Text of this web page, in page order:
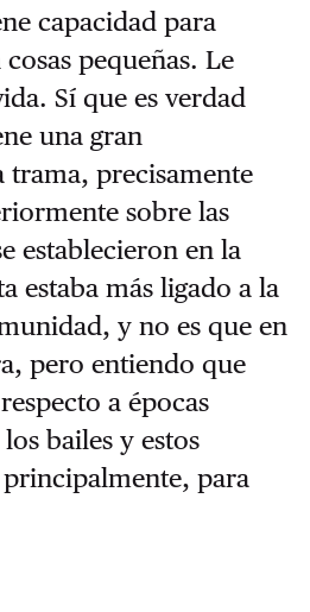
capacidad para
pequeñas. Le
Sí que es verdad
una gran
precisamente
sobre las
establecieron en la
estaba más ligado a la
y no es que en
pero entiendo que
a épocas
bailes y estos
principalmente, para